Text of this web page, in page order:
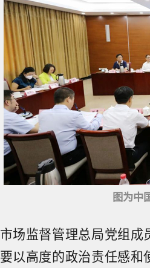
图为中
市场监督管理总局党组
要以高度的政治责任感